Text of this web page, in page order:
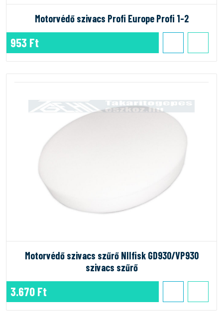
Motorvédő szivacs Profi Europe Profi 1-2
953 Ft
Motorvédő szivacs szűrő NIlfisk GD930/VP930
szivacs szűrő
3.670 Ft